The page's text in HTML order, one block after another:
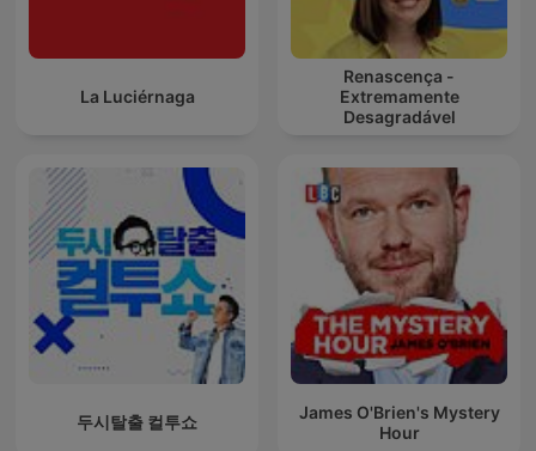
La Luciérnaga
Renascença -
Extremamente
Desagradável
두시탈출 컬투쇼
James O'Brien's Mystery
Hour